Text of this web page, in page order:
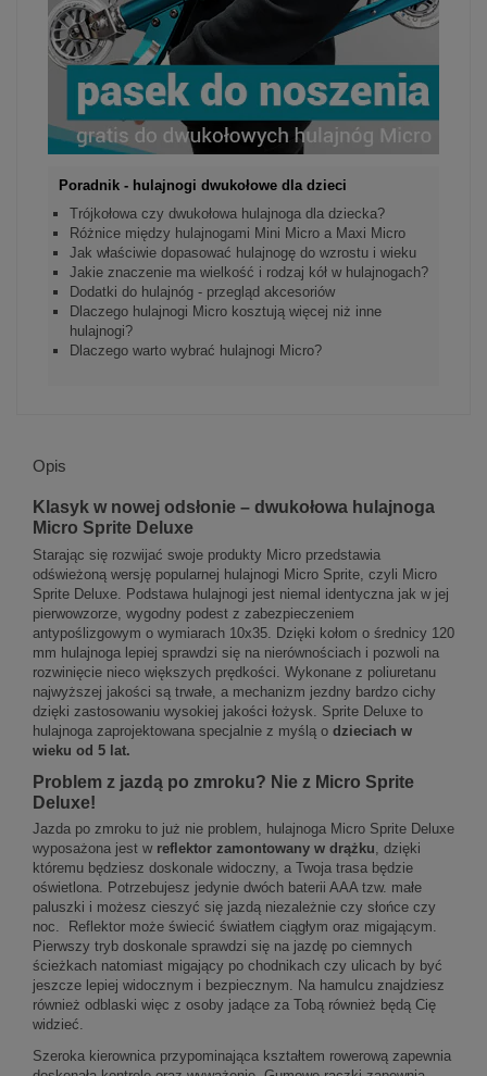
Poradnik - hulajnogi dwukołowe dla dzieci
Trójkołowa czy dwukołowa hulajnoga dla dziecka?
Różnice między hulajnogami Mini Micro a Maxi Micro
Jak właściwie dopasować hulajnogę do wzrostu i wieku
Jakie znaczenie ma wielkość i rodzaj kół w hulajnogach?
Dodatki do hulajnóg - przegląd akcesoriów
Dlaczego hulajnogi Micro kosztują więcej niż inne
hulajnogi?
Dlaczego warto wybrać hulajnogi Micro?
Opis
Klasyk w nowej odsłonie – dwukołowa hulajnoga
Micro Sprite Deluxe
Starając się rozwijać swoje produkty Micro przedstawia
odświeżoną wersję popularnej hulajnogi Micro Sprite, czyli Micro
Sprite Deluxe. Podstawa hulajnogi jest niemal identyczna jak w jej
pierwowzorze, wygodny podest z zabezpieczeniem
antypoślizgowym o wymiarach 10x35. Dzięki kołom o średnicy 120
mm hulajnoga lepiej sprawdzi się na nierównościach i pozwoli na
rozwinięcie nieco większych prędkości. Wykonane z poliuretanu
najwyższej jakości są trwałe, a mechanizm jezdny bardzo cichy
dzięki zastosowaniu wysokiej jakości łożysk. Sprite Deluxe to
hulajnoga zaprojektowana specjalnie z myślą o dzieciach w
wieku od 5 lat.
Problem z jazdą po zmroku? Nie z Micro Sprite
Deluxe!
Jazda po zmroku to już nie problem, hulajnoga Micro Sprite Deluxe
wyposażona jest w reflektor zamontowany w drążku, dzięki
któremu będziesz doskonale widoczny, a Twoja trasa będzie
oświetlona. Potrzebujesz jedynie dwóch baterii AAA tzw. małe
paluszki i możesz cieszyć się jazdą niezależnie czy słońce czy
noc. Reflektor może świecić światłem ciągłym oraz migającym.
Pierwszy tryb doskonale sprawdzi się na jazdę po ciemnych
ścieżkach natomiast migający po chodnikach czy ulicach by być
jeszcze lepiej widocznym i bezpiecznym. Na hamulcu znajdziesz
również odblaski więc z osoby jadące za Tobą również będą Cię
widzieć.
Szeroka kierownica przypominająca kształtem rowerową zapewnia